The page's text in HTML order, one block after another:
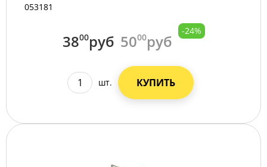
053181
3800руб 5000руб
-24%
шт. КУПИТЬ